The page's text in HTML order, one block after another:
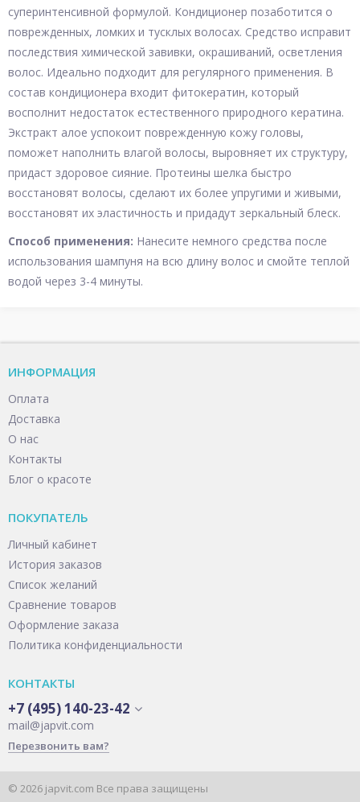
суперинтенсивной формулой. Кондиционер позаботится о
поврежденных, ломких и тусклых волосах. Средство исправит
последствия химической завивки, окрашиваний, осветления
волос. Идеально подходит для регулярного применения. В
состав кондиционера входит фитокератин, который
восполнит недостаток естественного природного кератина.
Экстракт алое успокоит поврежденную кожу головы,
поможет наполнить влагой волосы, выровняет их структуру,
придаст здоровое сияние. Протеины шелка быстро
восстановят волосы, сделают их более упругими и живыми,
восстановят их эластичность и придадут зеркальный блеск.
Способ применения: Нанесите немного средства после
использования шампуня на всю длину волос и смойте теплой
водой через 3-4 минуты.
ИНФОРМАЦИЯ
Оплата
Доставка
О нас
Контакты
Блог о красоте
ПОКУПАТЕЛЬ
Личный кабинет
История заказов
Список желаний
Сравнение товаров
Оформление заказа
Политика конфиденциальности
КОНТАКТЫ
+7 (495) 140-23-42
mail@japvit.com
Перезвонить вам?
© 2026 japvit.com Все права защищены